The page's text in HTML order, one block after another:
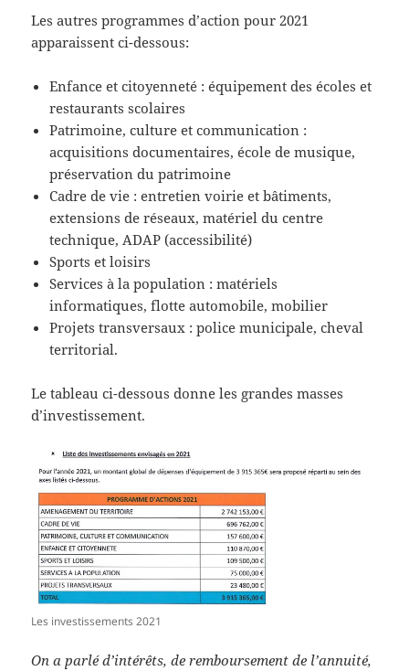
Les autres programmes d’action pour 2021
apparaissent ci-dessous:
Enfance et citoyenneté : équipement des écoles et
restaurants scolaires
Patrimoine, culture et communication :
acquisitions documentaires, école de musique,
préservation du patrimoine
Cadre de vie : entretien voirie et bâtiments,
extensions de réseaux, matériel du centre
technique, ADAP (accessibilité)
Sports et loisirs
Services à la population : matériels
informatiques, flotte automobile, mobilier
Projets transversaux : police municipale, cheval
territorial.
Le tableau ci-dessous donne les grandes masses
d’investissement.
Les investissements 2021
On a parlé d’intérêts, de remboursement de l’annuité,